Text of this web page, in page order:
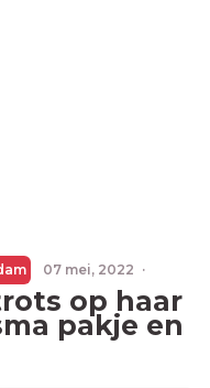
07 mei, 2022 ·
op haar
pakje en